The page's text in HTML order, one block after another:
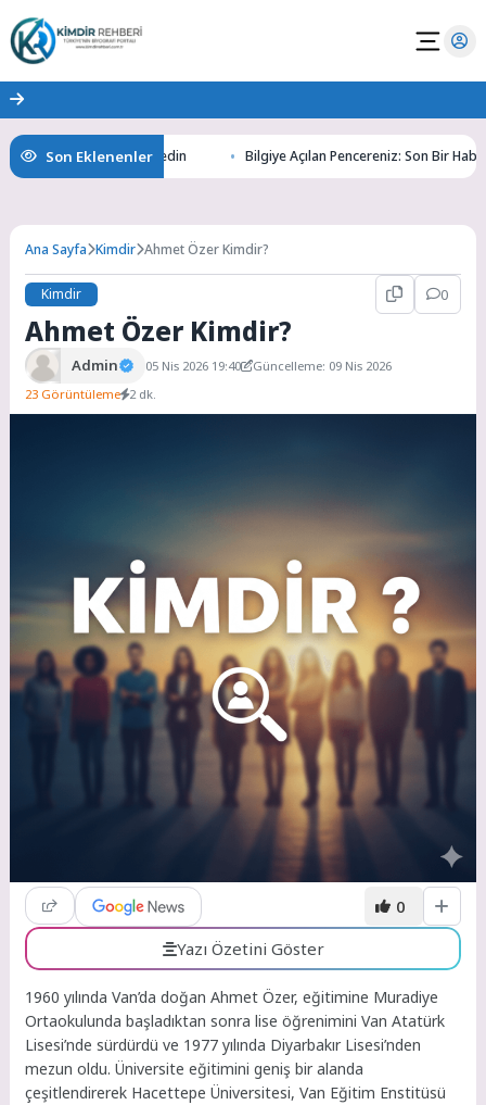
Son Eklenenler
Gizemlerini Keşfedin Bilgiye Açılan Pencereniz: Son Bir Haber ile
Ana Sayfa Kimdir Ahmet Özer Kimdir?
Kimdir 0
Ahmet Özer Kimdir?
Admin 05 Nis 2026 19:40
Güncelleme: 09 Nis 2026
23 Görüntüleme 2 dk.
0
Yazı Özetini Göster
1960 yılında Van’da doğan Ahmet Özer, eğitimine Muradiye
Ortaokulunda başladıktan sonra lise öğrenimini Van Atatürk
Lisesi’nde sürdürdü ve 1977 yılında Diyarbakır Lisesi’nden
mezun oldu. Üniversite eğitimini geniş bir alanda
çeşitlendirerek Hacettepe Üniversitesi, Van Eğitim Enstitüsü